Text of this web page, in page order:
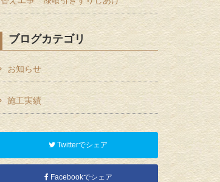
ブログカテゴリ
お知らせ
施工実績
Twitterでシェア
Facebookでシェア